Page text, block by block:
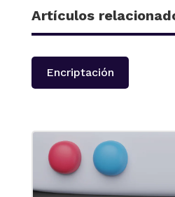
Artículos
Encriptación